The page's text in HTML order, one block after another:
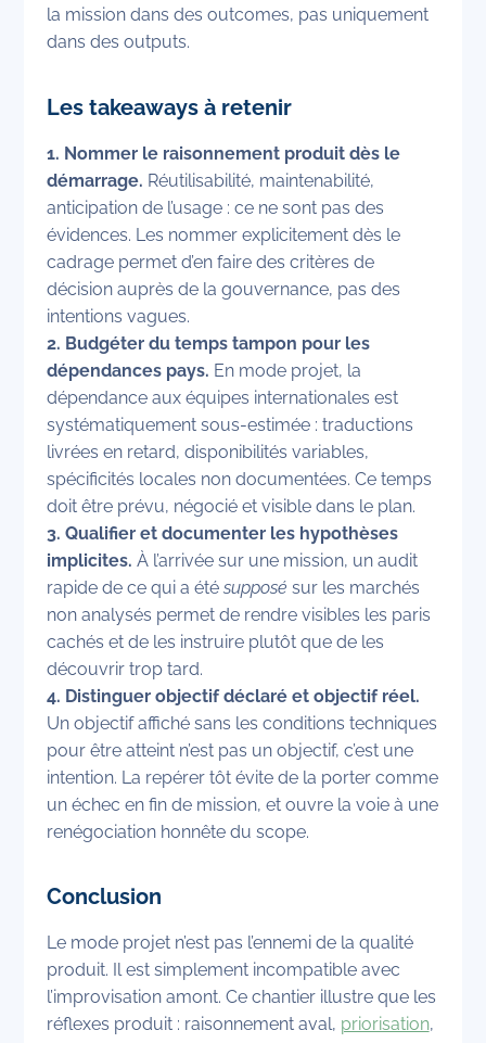
la mission dans des outcomes, pas uniquement
dans des outputs.
Les takeaways à retenir
1. Nommer le raisonnement produit dès le
démarrage. Réutilisabilité, maintenabilité,
anticipation de l’usage : ce ne sont pas des
évidences. Les nommer explicitement dès le
cadrage permet d’en faire des critères de
décision auprès de la gouvernance, pas des
intentions vagues.
2. Budgéter du temps tampon pour les
dépendances pays. En mode projet, la
dépendance aux équipes internationales est
systématiquement sous-estimée : traductions
livrées en retard, disponibilités variables,
spécificités locales non documentées. Ce temps
doit être prévu, négocié et visible dans le plan.
3. Qualifier et documenter les hypothèses
implicites. À l’arrivée sur une mission, un audit
rapide de ce qui a été supposé sur les marchés
non analysés permet de rendre visibles les paris
cachés et de les instruire plutôt que de les
découvrir trop tard.
4. Distinguer objectif déclaré et objectif réel.
Un objectif affiché sans les conditions techniques
pour être atteint n’est pas un objectif, c’est une
intention. La repérer tôt évite de la porter comme
un échec en fin de mission, et ouvre la voie à une
renégociation honnête du scope.
Conclusion
Le mode projet n’est pas l’ennemi de la qualité
produit. Il est simplement incompatible avec
l’improvisation amont. Ce chantier illustre que les
réflexes produit : raisonnement aval, priorisation,